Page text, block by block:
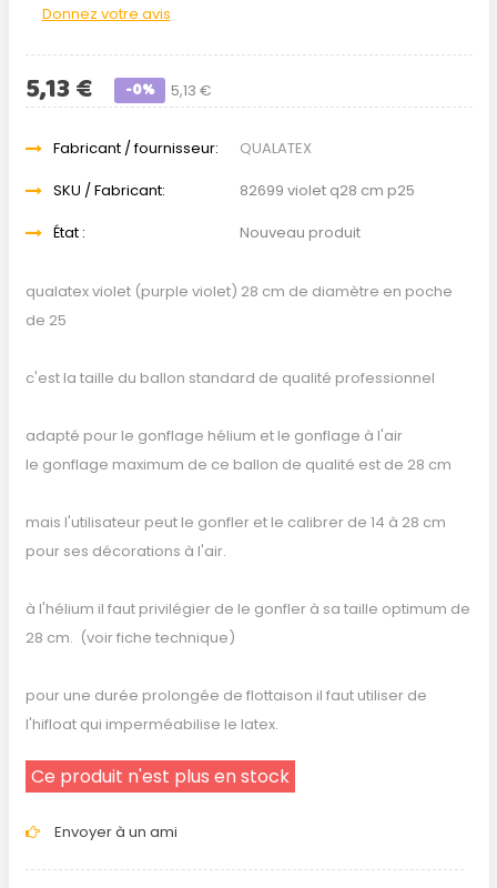
Donnez votre avis
5,13 €
5,13 € -0%
Fabricant / fournisseur:
QUALATEX
SKU / Fabricant:
82699 violet q28 cm p25
État :
Nouveau produit
qualatex violet (purple violet) 28 cm de diamètre en poche
de 25
c'est la taille du ballon standard de qualité professionnel
adapté pour le gonflage hélium et le gonflage à l'air
le gonflage maximum de ce ballon de qualité est de 28 cm
mais l'utilisateur peut le gonfler et le calibrer de 14 à 28 cm
pour ses décorations à l'air.
à l'hélium il faut privilégier de le gonfler à sa taille optimum de
28 cm. (voir fiche technique)
pour une durée prolongée de flottaison il faut utiliser de
l'hifloat qui imperméabilise le latex.
Ce produit n'est plus en stock
Envoyer à un ami